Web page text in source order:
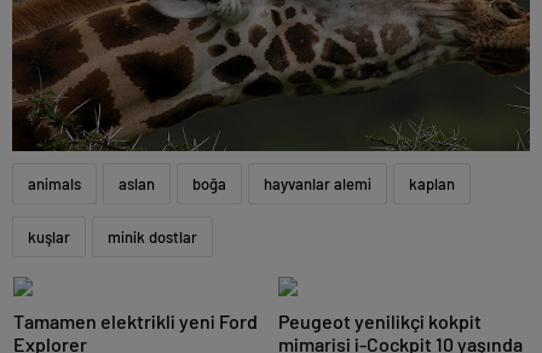
animals aslan boğa hayvanlar alemi kaplan
kuşlar minik dostlar
Tamamen elektrikli yeni Ford
Explorer
Peugeot yenilikçi kokpit
mimarisi i-Cockpit 10 yaşında